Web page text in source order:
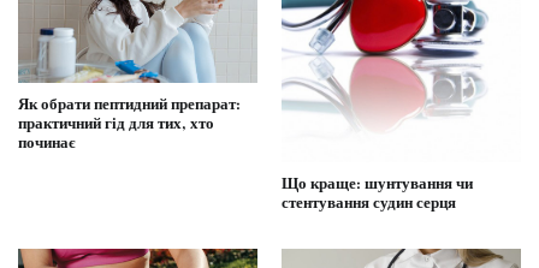
Як обрати пептидний препарат:
практичний гід для тих, хто
починає
Що краще: шунтування чи
стентування судин серця